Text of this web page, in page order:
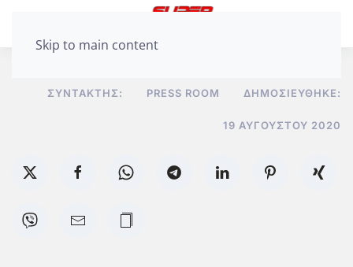
Skip to main content
ΣΥΝΤΆΚΤΗΣ: PRESS ROOM ΔΗΜΟΣΙΕΎΘΗΚΕ:
19 ΑΥΓΟΎΣΤΟΥ 2020